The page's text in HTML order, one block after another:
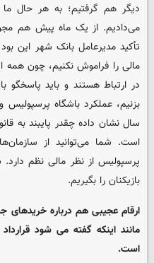
دیگر هم گرفتیم؛ به هر حال ما
می‌دادیم. از یک ماه پیش هم
تأکید مدیرعامل بانک شهر این
مالی را فراموش نکنیم، چون همه
در ارتباط هستند و باید
بزنیم، عملکرد باشگاه
سال نشان داده چقدر پایبند به
است. شما می‌توانید از
پرسپولیس از نظر مالی نظم
بازیکنان را بگیریم.
ارقام عجیبی هم درباره
است.